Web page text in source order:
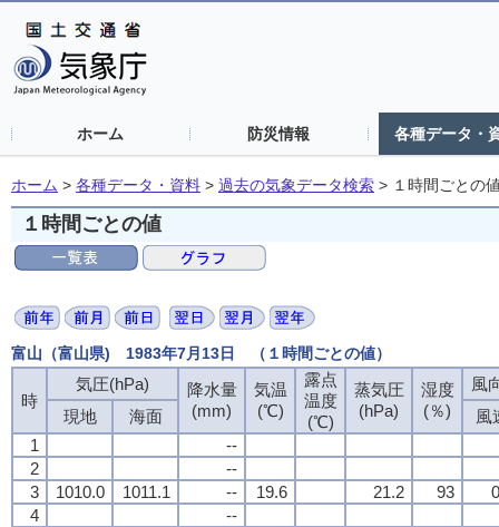
ホーム 防災情報 各種データ・
ホーム > 各種データ・資料 > 過去の気象データ検索 > １時間ごとの
１時間ごとの値
富山（富山県) 1983年7月13日 （１時間ごとの値）
時
気圧(hPa)
降水量
(mm)
気温
(℃)
露点
温度
(℃)
蒸気圧
(hPa)
湿度
(％)
風
現地
海面
風
1
--
2
--
3
1010.0 1011.1 -- 19.6 21.2 93
4
--